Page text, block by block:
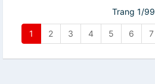
Trang 1/99
1 2 3 4 5 6 7